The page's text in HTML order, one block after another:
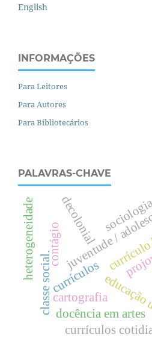
English
INFORMAÇÕES
Para Leitores
Para Autores
Para Bibliotecários
PALAVRAS-CHAVE
currículos
juventude /
e
d
u
c
a
ç
ã
o
r
b
a
n
a
c
l
a
s
s
e
s
o
c
i
a
l
.
heterogeneidade
currículos
decolonial
contágio
cartografia
docência em artes